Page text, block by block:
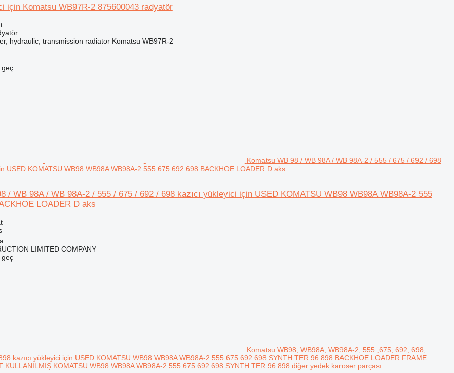
için Komatsu WB97R-2 875600043 radyatör
hydraulic, transmission radiator Komatsu WB97R-2
geç
Komatsu WB 98 / WB 98A / WB 98A-2 / 555 / 675 / 692 / 698
USED KOMATSU WB98 WB98A WB98A-2 555 675 692 698 BACKHOE LOADER D aks
/ WB 98A / WB 98A-2 / 555 / 675 / 692 / 698 kazıcı yükleyici için USED KOMATSU WB98 WB98A WB98A-2 555
LOADER D aks
LIMITED COMPANY
geç
Komatsu WB98, WB98A, WB98A-2, 555 ,675, 692, 698,
kazıcı yükleyici için USED KOMATSU WB98 WB98A WB98A-2 555 675 692 698 SYNTH TER 96 898 BACKHOE LOADER FRAME
KULLANILMIŞ KOMATSU WB98 WB98A WB98A-2 555 675 692 698 SYNTH TER 96 898 diğer yedek karoser parçası